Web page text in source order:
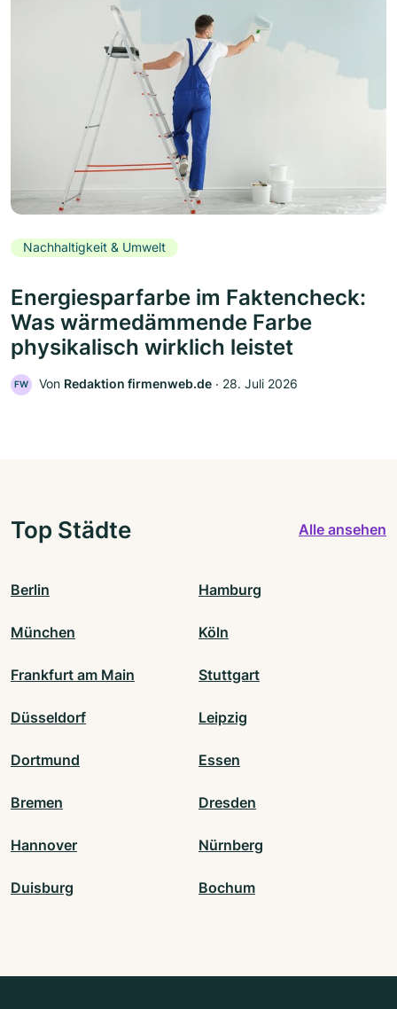
Nachhaltigkeit & Umwelt
Energiesparfarbe im Faktencheck:
Was wärmedämmende Farbe
physikalisch wirklich leistet
FW Von Redaktion firmenweb.de ‧ 28. Juli 2026
Top Städte Alle ansehen
Berlin Hamburg
München Köln
Frankfurt am Main Stuttgart
Düsseldorf Leipzig
Dortmund Essen
Bremen Dresden
Hannover Nürnberg
Duisburg Bochum